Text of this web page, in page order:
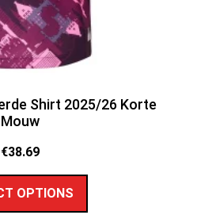
Shirt 2025/26 Korte
Mouw
€38.69
OPTIONS